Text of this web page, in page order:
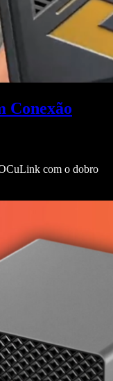
Conexão
com o dobro